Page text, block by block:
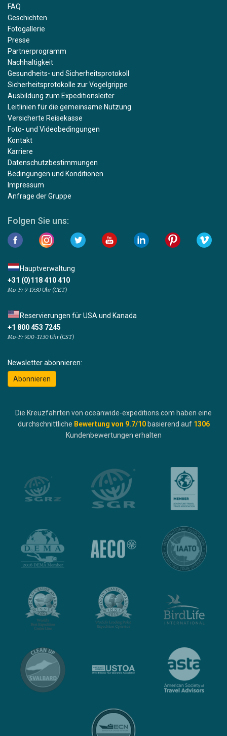
FAQ
Geschichten
Fotogallerie
Presse
Partnerprogramm
Nachhaltigkeit
Gesundheits- und Sicherheitsprotokoll
Sicherheitsprotokolle zur Vogelgrippe
Ausbildung zum Expeditionsleiter
Leitlinien für die gemeinsame Nutzung
Versicherte Reisekasse
Foto- und Videobedingungen
Kontakt
Karriere
Datenschutzbestimmungen
Bedingungen und Konditionen
Impressum
Anfrage der Gruppe
Folgen Sie uns:
Hauptverwaltung
+31 (0)118 410 410
Mo-Fr 9-17:30 Uhr (CET)
Reservierungen für USA und Kanada
+1 800 453 7245
Mo-Fr 9.00-17.30 Uhr (CST)
Newsletter abonnieren:
Abonnieren
Die Kreuzfahrten von oceanwide-expeditions.com haben eine
durchschnittliche Bewertung von 9.7/10 basierend auf 1306
Kundenbewertungen erhalten